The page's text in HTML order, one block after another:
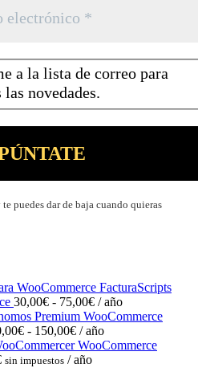
a la lista de correo para
novedades.
puedes dar de baja cuando quieras
FacturaScripts
30,00€ - 75,00€Rango
de
precios:
desde
/ año
WooCommerce
€ - 150,00€Rango
de
precios:
/ año
WooCommerce
sin impuestos / año